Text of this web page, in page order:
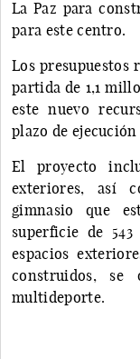
La Paz para
para este centro.
Los presupuestos
partida de 1,1
este nuevo
plazo de
El proyecto
exteriores, así
gimnasio que
superficie de
espacios
construidos,
multideporte.